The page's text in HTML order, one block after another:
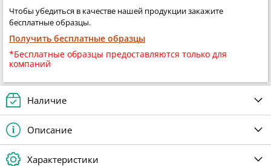
Чтобы убедиться в качестве нашей продукции закажите
бесплатные образцы.
Получить бесплатные образцы
*Бесплатные образцы предоставляются только для
компаний
Наличие
Описание
Характеристики